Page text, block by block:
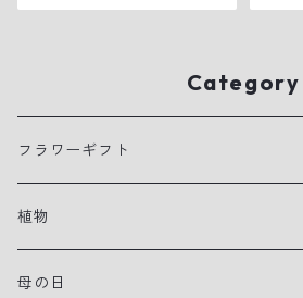
Category
フラワーギフト
アレンジメント
花束
植物
母の日